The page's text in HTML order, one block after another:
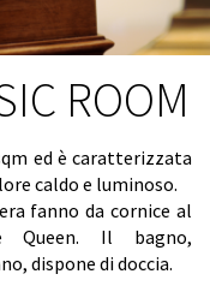
ROOM
ed è caratterizzata
caldo e luminoso.
fanno da cornice al
Queen. Il bagno,
dispone di doccia.
eseguiti
e/o telematici
conoscenza dei
o comunque
avverrà con
e la
dei suoi dati
Morelli, 1